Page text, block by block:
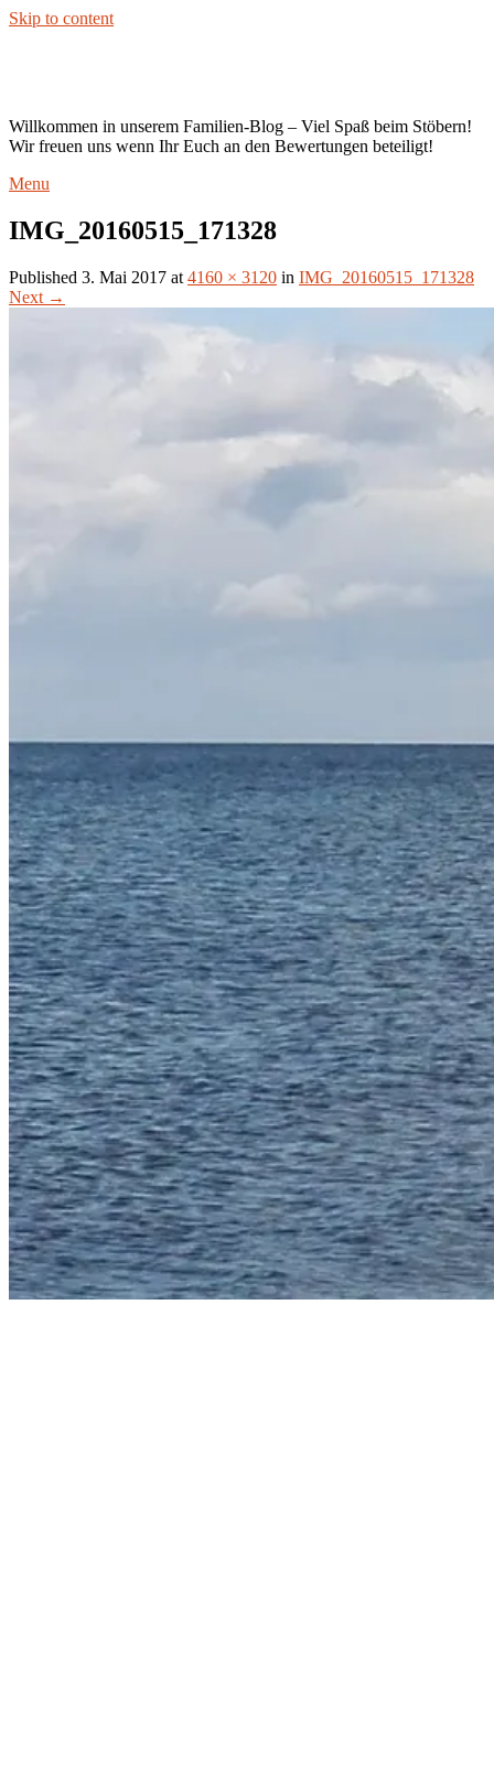
Skip to content
Willkommen in unserem Familien-Blog – Viel Spaß beim Stöbern!
Wir freuen uns wenn Ihr Euch an den Bewertungen beteiligt!
Menu
IMG_20160515_171328
Published 3. Mai 2017 at 4160 × 3120 in IMG_20160515_171328
Next →